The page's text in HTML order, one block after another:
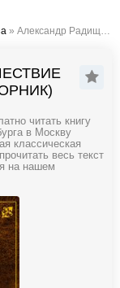
» Александр Радищев - Путешествие из Петербурга в Москву (сборник)
читать книгу
в Москву
классическая
весь текст
на нашем